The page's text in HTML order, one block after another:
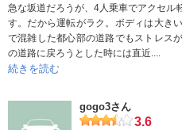
急な坂道だろうが、4人乗車でアクセル
す。だから運転がラク。ボディは大き
で混雑した都心部の道路でもストレス
の道路に戻ろうとした時には直近....
続きを読む
gogo3さん
3.6